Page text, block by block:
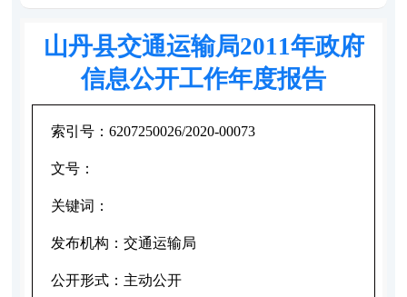
山丹县交通运输局2011年政府
信息公开工作年度报告
索引号： 6207250026/2020-00073
文号：
关键词：
发布机构： 交通运输局
公开形式： 主动公开